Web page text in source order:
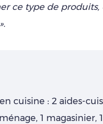
ce type de produits,
cuisine : 2 aides-
1 magasinier,